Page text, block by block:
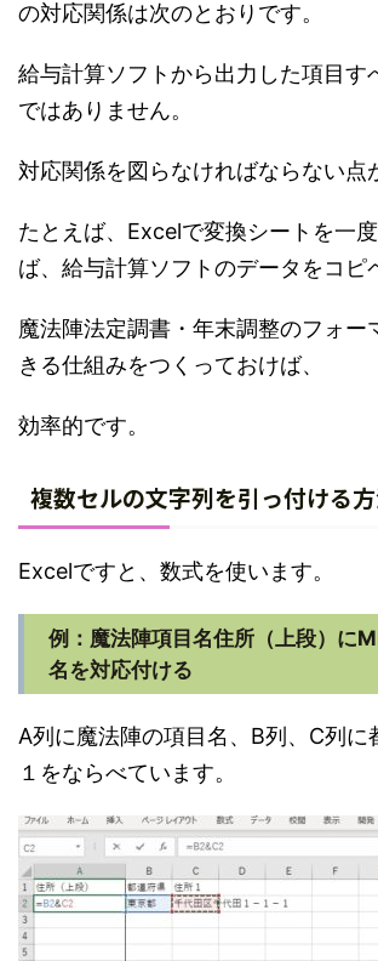
の対応関係は次のとおりです。
給与計算ソフトから出力した項目す
ではありません。
対応関係を図らなければならない点
たとえば、Excelで変換シートを一
ば、給与計算ソフトのデータをコピ
魔法陣法定調書・年末調整のフォー
きる仕組みをつくっておけば、
効率的です。
複数セルの文字列を引っ付ける
Excelですと、数式を使います。
例：魔法陣項目名住所（上段）に
名を対応付ける
A列に魔法陣の項目名、B列、C列に
１をならべています。